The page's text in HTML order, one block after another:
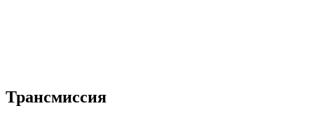
Трансмиссия